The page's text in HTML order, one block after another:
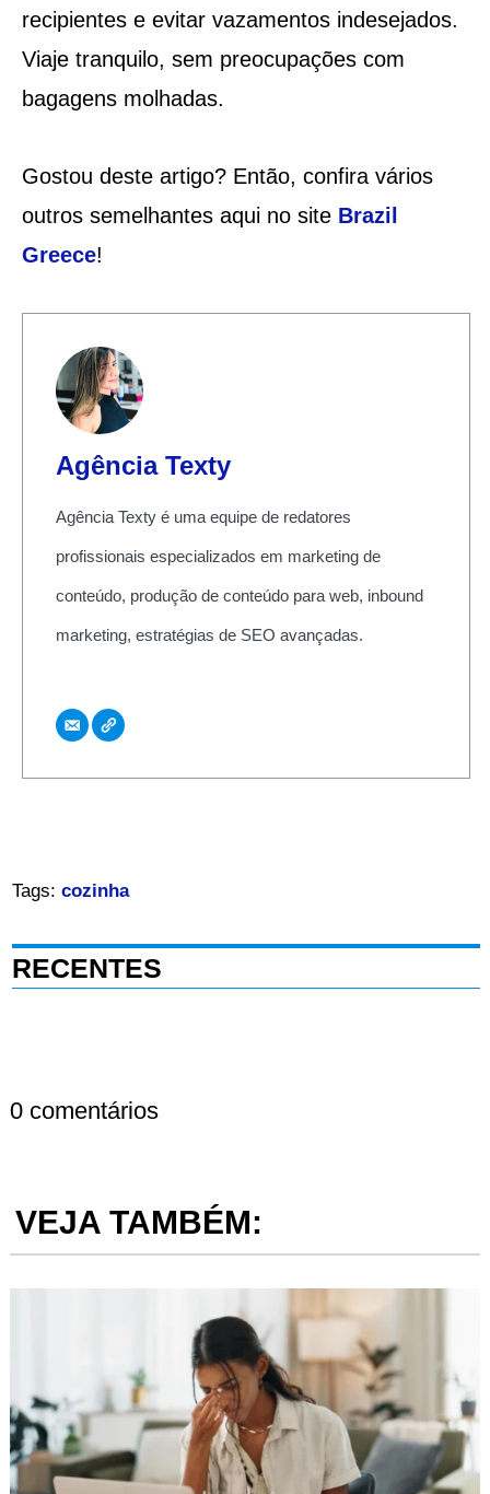
recipientes e evitar vazamentos indesejados.
Viaje tranquilo, sem preocupações com
bagagens molhadas.
Gostou deste artigo? Então, confira vários
outros semelhantes aqui no site Brazil
Greece!
Agência Texty
Agência Texty é uma equipe de redatores
profissionais especializados em marketing de
conteúdo, produção de conteúdo para web, inbound
marketing, estratégias de SEO avançadas.
Tags: cozinha
RECENTES
0 comentários
VEJA TAMBÉM: